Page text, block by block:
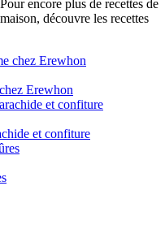
Pour encore plus de recettes de
découvre les recettes
Erewhon
et confiture